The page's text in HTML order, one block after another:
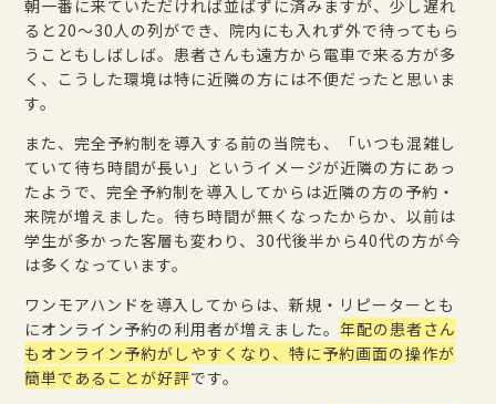
朝一番に来ていただければ並ばずに済みますが、少し遅れ
ると20〜30人の列ができ、院内にも入れず外で待ってもら
うこともしばしば。患者さんも遠方から電車で来る方が多
く、こうした環境は特に近隣の方には不便だったと思いま
す。
また、完全予約制を導入する前の当院も、「いつも混雑し
ていて待ち時間が長い」というイメージが近隣の方にあっ
たようで、完全予約制を導入してからは近隣の方の予約・
来院が増えました。待ち時間が無くなったからか、以前は
学生が多かった客層も変わり、30代後半から40代の方が今
は多くなっています。
ワンモアハンドを導入してからは、新規・リピーターとも
にオンライン予約の利用者が増えました。年配の患者さん
もオンライン予約がしやすくなり、特に予約画面の操作が
簡単であることが好評です。